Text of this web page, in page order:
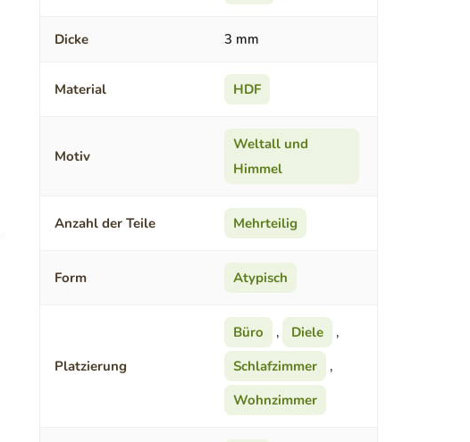
Dicke 3 mm
Material HDF
Motiv
Weltall und
Himmel
Anzahl der Teile Mehrteilig
Form Atypisch
Platzierung
Büro , Diele
,
Schlafzimmer
,
Wohnzimmer